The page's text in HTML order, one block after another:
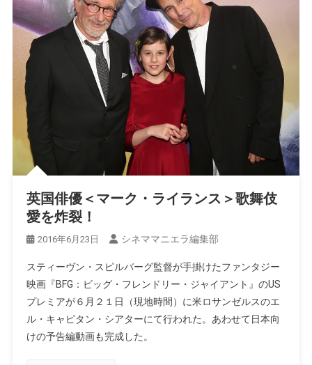
英国俳優＜マーク・ライランス＞歌舞伎
愛を炸裂！
2016年6月23日 シネママニエラ編集部
スティーヴン・スピルバーグ監督が手掛けたファンタジー
映画『BFG：ビッグ・フレンドリー・ジャイアント』のUS
プレミアが６月２１日（現地時間）に米ロサンゼルスのエ
ル・キャピタン・シアターにて行われた。あわせて日本向
けの予告編動画も完成した。